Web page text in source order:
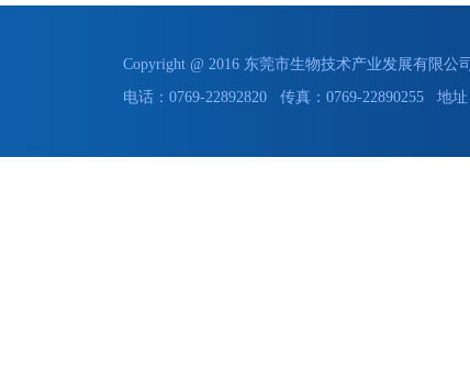
Copyright @ 2016 东莞市生物技术产业发展有限
电话：0769-22892820 传真：0769-22890255 地